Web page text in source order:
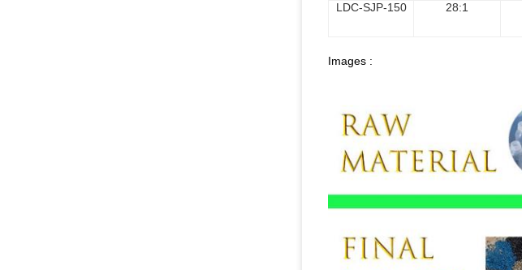
LDC-SJP-150
28:1
Images :